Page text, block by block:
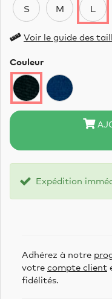
S M L
Voir le guide des
Couleur
Expédition
Adhérez à notre
votre compte client
fidélités.